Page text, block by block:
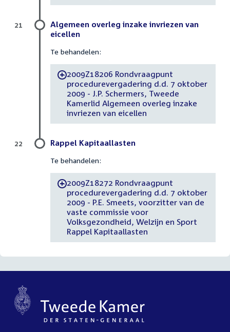
Algemeen overleg inzake invriezen van
eicellen
Te behandelen:
-2009Z18206 Rondvraagpunt
procedurevergadering d.d. 7 oktober
2009 - J.P. Schermers, Tweede
Kamerlid Algemeen overleg inzake
invriezen van eicellen
21
Rappel Kapitaallasten
Te behandelen:
-2009Z18272 Rondvraagpunt
procedurevergadering d.d. 7 oktober
2009 - P.E. Smeets, voorzitter van de
vaste commissie voor
Volksgezondheid, Welzijn en Sport
Rappel Kapitaallasten
22